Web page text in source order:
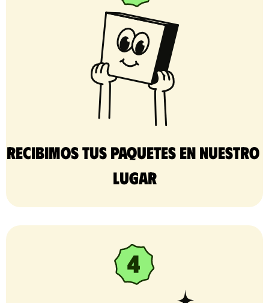
Recibimos tus paquetes en nuestro
lugar